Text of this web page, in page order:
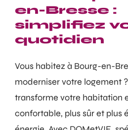
en-Bresse :
simplifiez
quotidien
Vous habitez à Bourg-en-
moderniser votre logement
transforme votre habitation
confortable, plus sûr et plus